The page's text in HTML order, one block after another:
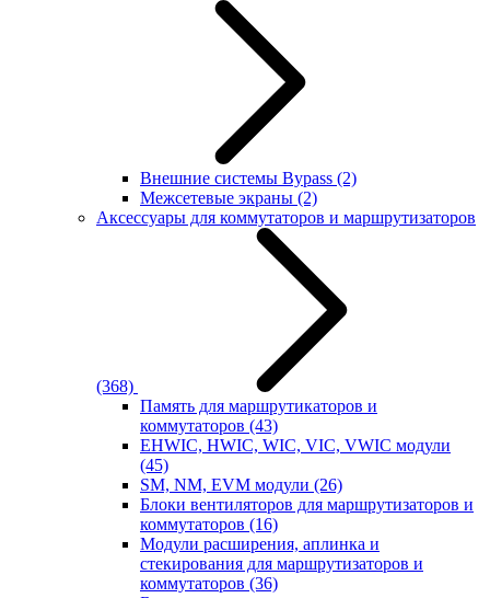
Внешние системы Bypass (2)
Межсетевые экраны (2)
Аксессуары для коммутаторов и маршрутизаторов
(368)
Память для маршрутикаторов и
коммутаторов (43)
EHWIC, HWIC, WIC, VIC, VWIC модули
(45)
SM, NM, EVM модули (26)
Блоки вентиляторов для маршрутизаторов и
коммутаторов (16)
Модули расширения, аплинка и
стекирования для маршрутизаторов и
коммутаторов (36)